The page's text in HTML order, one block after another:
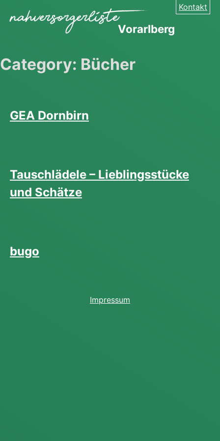
Vorarlberg
Kontakt
Category: Bücher
GEA Dornbirn
Tauschlädele – Lieblingsstücke
und Schätze
bugo
Impressum